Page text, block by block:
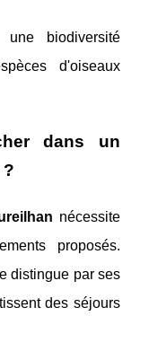
biodiversité
d'oiseaux
dans un
?
nécessite
proposés.
distingue par ses
des séjours